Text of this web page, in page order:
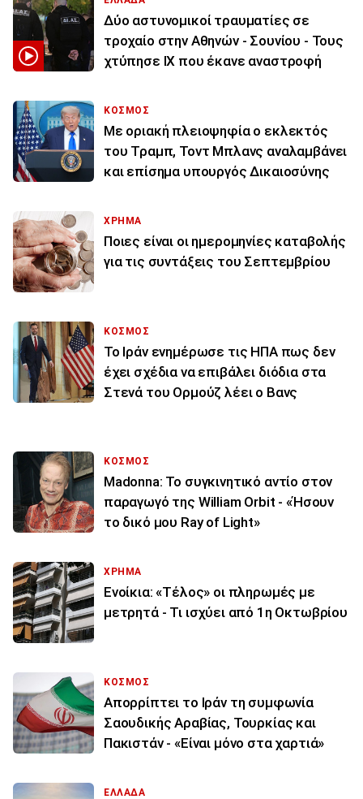
Δύο αστυνομικοί τραυματίες σε
τροχαίο στην Αθηνών - Σουνίου - Τους
χτύπησε ΙΧ που έκανε αναστροφή
ΚΟΣΜΟΣ
Με οριακή πλειοψηφία ο εκλεκτός
του Τραμπ, Τοντ Μπλανς αναλαμβάνει
και επίσημα υπουργός Δικαιοσύνης
ΧΡΗΜΑ
Ποιες είναι οι ημερομηνίες καταβολής
για τις συντάξεις του Σεπτεμβρίου
ΚΟΣΜΟΣ
To Ιράν ενημέρωσε τις ΗΠΑ πως δεν
έχει σχέδια να επιβάλει διόδια στα
Στενά του Ορμούζ λέει ο Βανς
ΚΟΣΜΟΣ
Madonna: Το συγκινητικό αντίο στον
παραγωγό της William Orbit - «Ήσουν
το δικό μου Ray of Light»
ΧΡΗΜΑ
Ενοίκια: «Τέλος» οι πληρωμές με
μετρητά - Τι ισχύει από 1η Οκτωβρίου
ΚΟΣΜΟΣ
Απορρίπτει το Ιράν τη συμφωνία
Σαουδικής Αραβίας, Τουρκίας και
Πακιστάν - «Είναι μόνο στα χαρτιά»
ΕΛΛΑΔΑ